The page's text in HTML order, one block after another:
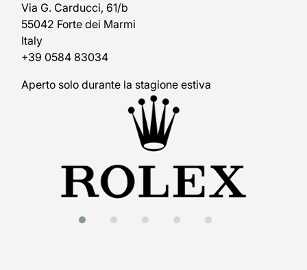
Via G. Carducci, 61/b
55042 Forte dei Marmi
Italy
+39 0584 83034
Aperto solo durante la stagione estiva